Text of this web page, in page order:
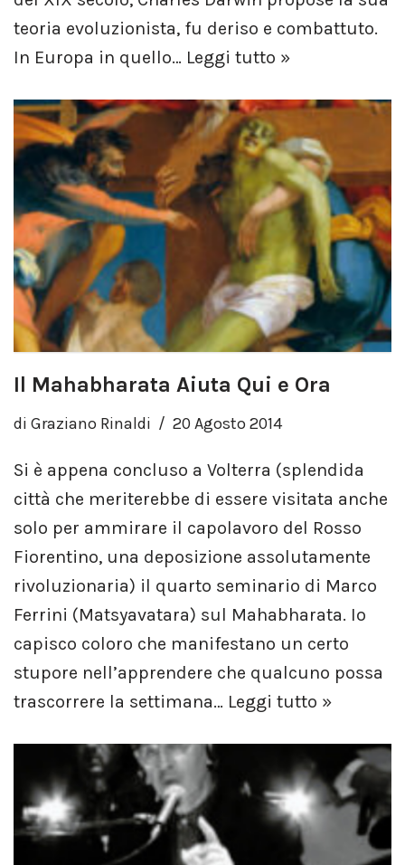
teoria evoluzionista, fu deriso e combattuto.
In Europa in quello… Leggi tutto »
Il Mahabharata Aiuta Qui e Ora
di Graziano Rinaldi 20 Agosto 2014
Si è appena concluso a Volterra (splendida
città che meriterebbe di essere visitata anche
solo per ammirare il capolavoro del Rosso
Fiorentino, una deposizione assolutamente
rivoluzionaria) il quarto seminario di Marco
Ferrini (Matsyavatara) sul Mahabharata. Io
capisco coloro che manifestano un certo
stupore nell’apprendere che qualcuno possa
trascorrere la settimana… Leggi tutto »